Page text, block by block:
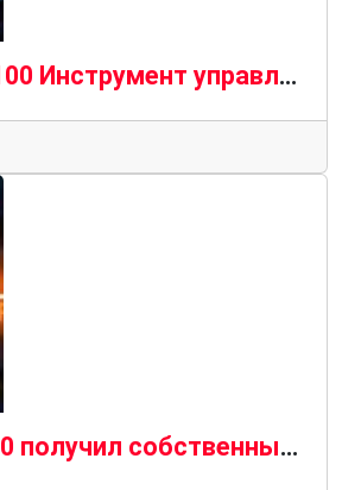
MKVToolNix 100 Инструмент управления MKV содержит новые функции и усовершенствования
TypeScript 7.0 получил собственный компилятор на Go: что изменилось и почему это важно